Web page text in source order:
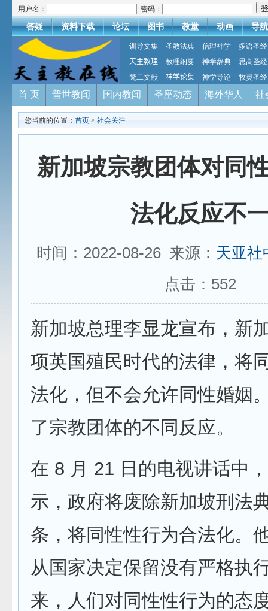
用户名： 密码：
答疑 资料下载 论坛 图书 教堂 动画 导航
训导文集 圣教法典 信理神学
多语圣经
天主教理
教理纲要 神学辞典
思高圣经
梵二文献
神学论集 神学导论 牧灵圣经
首 页 普世教闻 国内教闻 圣座动态 海外华人 社
您当前的位置： 首页 > 社会关注
新加坡宗教团体对同
法化反应不
时间：2022-08-26 来源： 天亚社
点击： 552
新加坡总理李显龙宣布，新
项英国殖民时代的法律，将
法化，但不会允许同性婚姻
了宗教团体的不同反应。
在 8 月 21 日的电视讲话中
示，政府将废除新加坡刑法
条，将同性性行为合法化。
从国家决定保留没有严格执
来，人们对同性性行为的态